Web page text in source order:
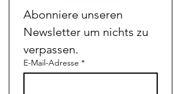
​Abonniere unseren
Newsletter um nichts zu
verpassen.
E-Mail-Adresse *